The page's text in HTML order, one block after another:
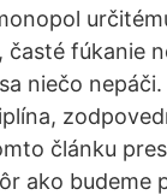
fúkanie
niečo
článku
ako budeme